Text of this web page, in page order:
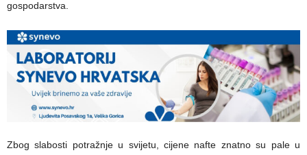
gospodarstva.
Zbog slabosti potražnje u svijetu, cijene nafte znatno su pale u